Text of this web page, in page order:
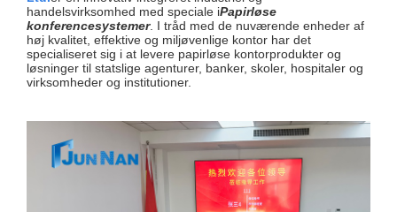
handelsvirksomhed med speciale iPapirløse
konferencesystemer. I tråd med de nuværende enheder af
høj kvalitet, effektive og miljøvenlige kontor har det
specialiseret sig i at levere papirløse kontorprodukter og
løsninger til statslige agenturer, banker, skoler, hospitaler og
virksomheder og institutioner.